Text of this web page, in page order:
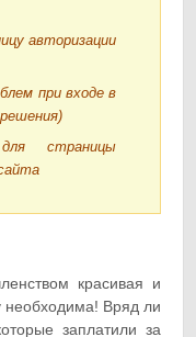
авторизации
при входе в
страницы
красивая и
необходима! Вряд ли
заплатили за